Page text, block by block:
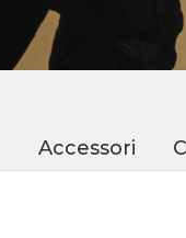
Accessori